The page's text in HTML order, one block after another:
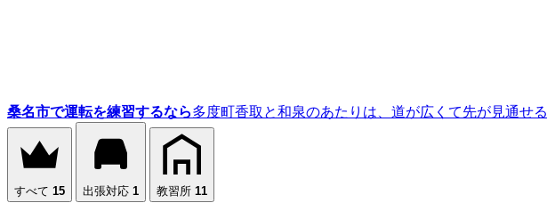
桑名市で運転を練習するなら多度町香取と和泉のあたりは、道が広くて先が見通せる
すべて 15 出張対応 1 教習所 11